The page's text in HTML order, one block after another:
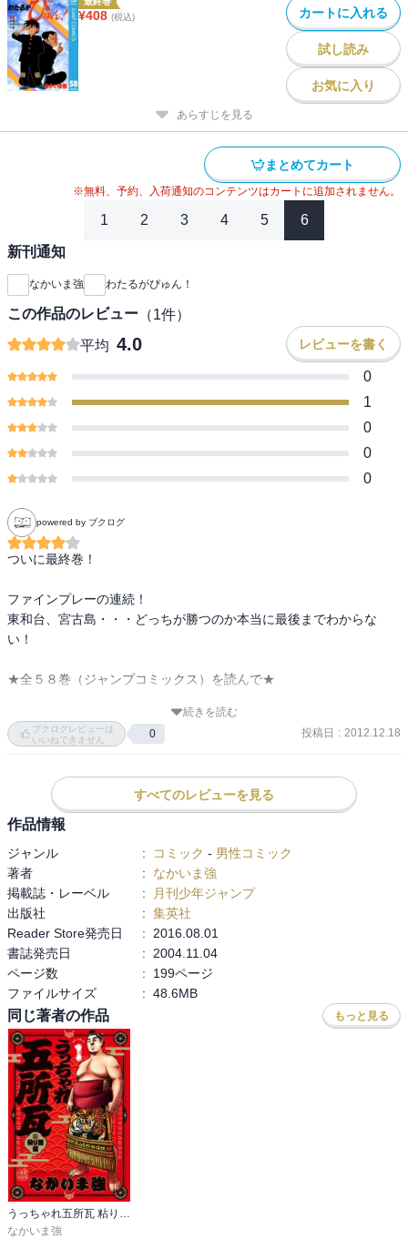
¥408 (税込) カートに入れる
試し読み
お気に入り
あらすじを見る
まとめてカート
※無料、予約、入荷通知のコンテンツはカートに追加されません。
1 2 3 4 5 6
新刊通知
なかいま強 わたるがぴゅん！
この作品のレビュー （1件）
平均 4.0 レビューを書く
0
1
0
0
0
powered by ブクログ
ついに最終巻！
ファインプレーの連続！
東和台、宮古島・・・どっちが勝つのか本当に最後までわからな
い！
★全５８巻（ジャンプコミックス）を読んで★
【好きなキャラ】わたる、上原
【好きな試合】ＶＳ三島北中
【好きな言葉】「そうだよね、野球って本当に最高なんだよね」
（東風平：５８巻）
【笑えるシーン】宮城の鼻でカマキリ交尾（３９巻）
【好きな沖縄方言②】「「いぎゃんごーり」（びっくりしたな～も
う･･･）
続きを読む
ブクログレビューは
いいねできません
0 投稿日 : 2012.12.18
すべてのレビューを見る
作品情報
ジャンル : コミック - 男性コミック
著者
:
なかいま強
掲載誌・レーベル
:
月刊少年ジャンプ
出版社
: 集英社
Reader Store発売日
:
2016.08.01
書誌発売日
:
2004.11.04
ページ数
:
199ページ
ファイルサイズ
: 48.6MB
同じ著者の作品 もっと見る
うっちゃれ五所瓦 粘り腰編
なかいま強